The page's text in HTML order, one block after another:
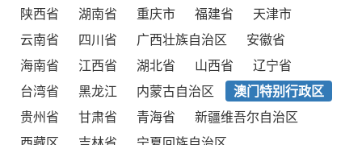
陕西省
湖南省 重庆市 福建省
天津市
云南省
四川省 广西壮族自治区
安徽省
海南省
江西省 湖北省 山西省
辽宁省
台湾省
黑龙江 内蒙古自治区
澳门特别行政区
贵州省
甘肃省 青海省
新疆维吾尔自治区